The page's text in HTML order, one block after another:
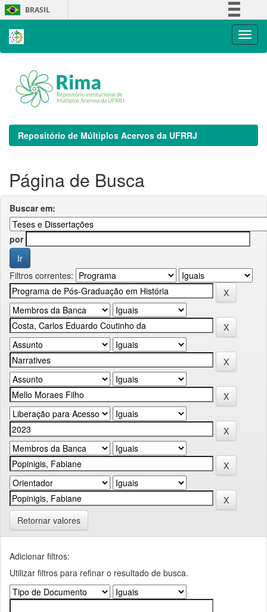
Skip
navigation
BRASIL
Repositório de Múltiplos Acervos da UFRRJ
Página de Busca
Buscar em:
por
Filtros correntes:
Retornar valores
Adicionar filtros:
Utilizar filtros para refinar o resultado de busca.